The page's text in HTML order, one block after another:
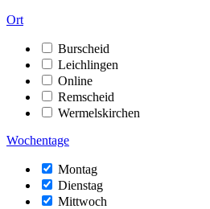
Ort
Burscheid
Leichlingen
Online
Remscheid
Wermelskirchen
Wochentage
Montag
Dienstag
Mittwoch